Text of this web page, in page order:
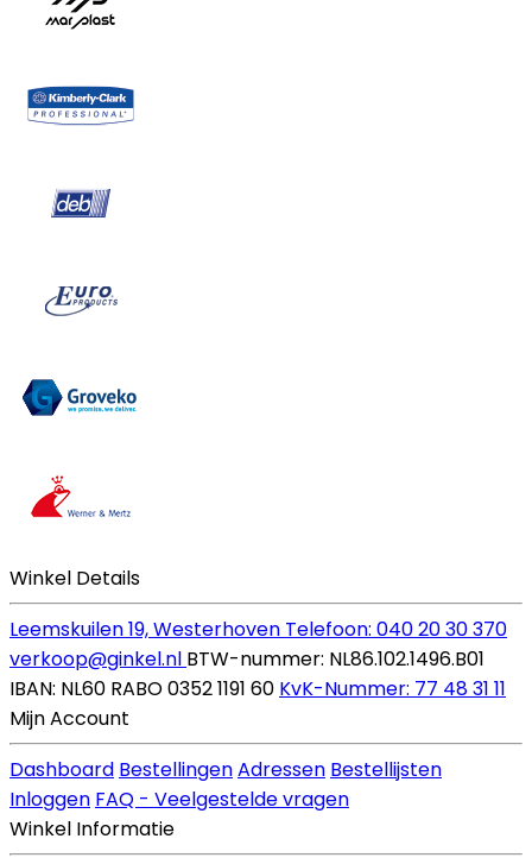
Winkel Details
Leemskuilen 19, Westerhoven Telefoon: 040 20 30 370
verkoop@ginkel.nl BTW-nummer: NL86.102.1496.B01
IBAN: NL60 RABO 0352 1191 60 KvK-Nummer: 77 48 31 11
Mijn Account
Dashboard BestellingenAdressen Bestellijsten
Inloggen FAQ - Veelgestelde vragen
Winkel Informatie